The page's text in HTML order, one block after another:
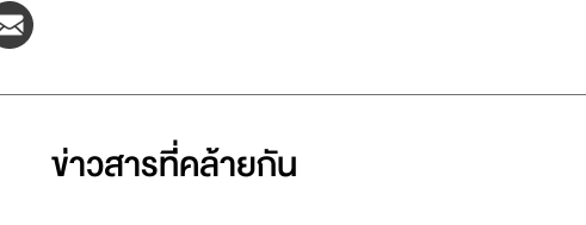
ข่าวสารที่่คล้ายกัน